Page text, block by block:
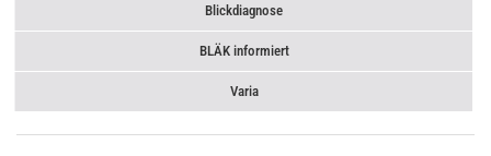
Blickdiagnose
BLÄK informiert
Varia